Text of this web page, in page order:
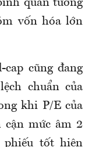
quân tương
vốn hóa lớn
cũng đang
chuẩn của
khi P/E của
cận mức âm 2
phiếu tốt hiện